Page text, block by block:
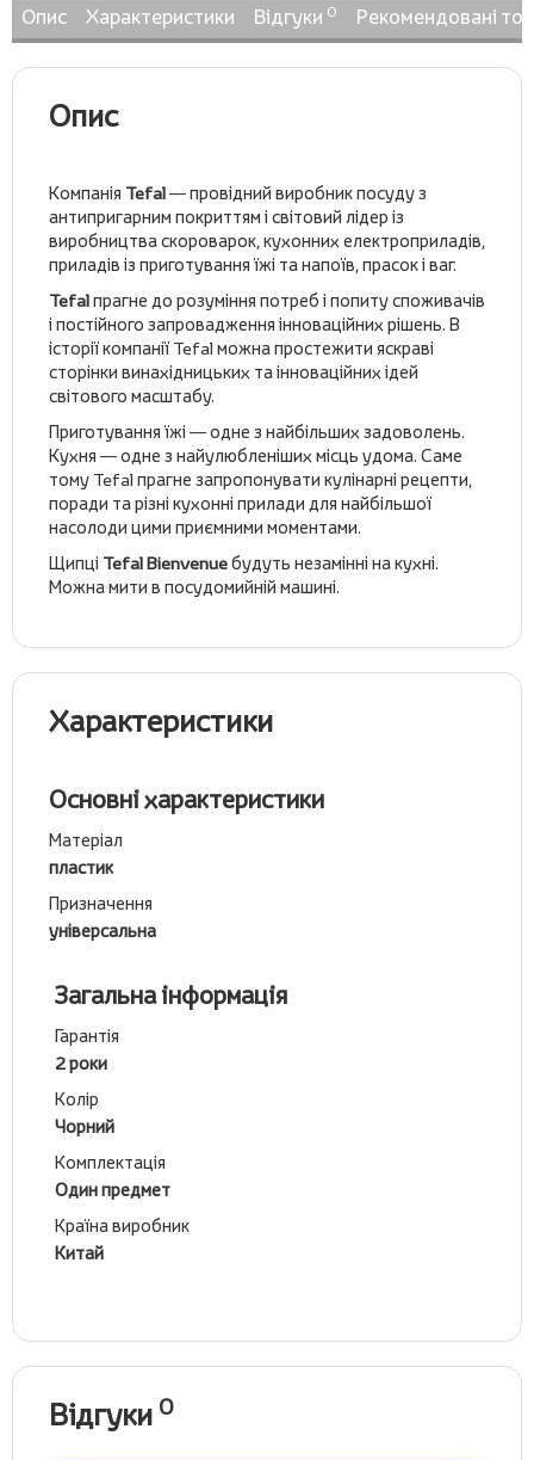
Опис Характеристики Відгуки 0 Рекомендовані
Опис
Компанія Tefal— провідний виробник посуду з
антипригарним покриттям і світовий лідер із
виробництва скороварок, кухонних електроприладів,
приладів із приготування їжі та напоїв, прасок і ваг.
Tefalпрагне до розуміння потреб і попиту споживачів
і постійного запровадження інноваційних рішень. В
історії компанії Tefal можна простежити яскраві
сторінки винахідницьких та інноваційних ідей
світового масштабу.
Приготування їжі — одне з найбільших задоволень.
Кухня — одне з найулюбленіших місць удома. Саме
тому Tefal прагне запропонувати кулінарні рецепти,
поради та різні кухонні прилади для найбільшої
насолоди цими приємними моментами.
Щипці Tefal Bienvenueбудуть незамінні на кухні.
Можна мити в посудомийній машині.
Характеристики
Основні характеристики
Матеріал
пластик
Призначення
універсальна
Загальна інформація
Гарантія
2 роки
Колір
Чорний
Комплектація
Один предмет
Країна виробник
Китай
Відгуки 0